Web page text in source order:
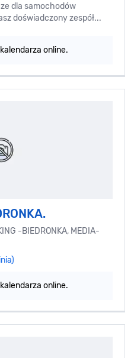
dla samochodów
doświadczony zespół...
online.
-BIEDRONKA, MEDIA-
online.